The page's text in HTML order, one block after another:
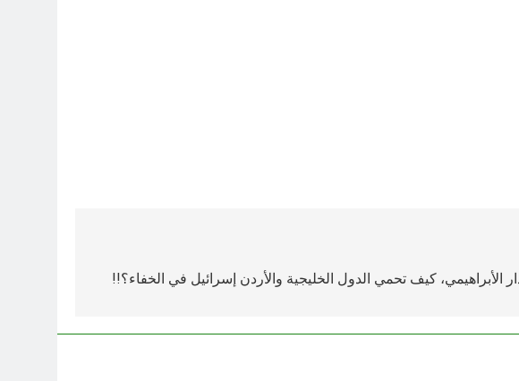
الأبراهيمي، كيف تحمي الدول الخليجية والأردن إسرائيل في الخفاء؟!!